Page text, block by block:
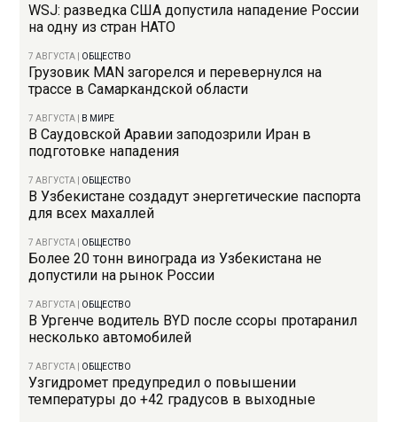
WSJ: разведка США допустила нападение России
на одну из стран НАТО
7 АВГУСТА ОБЩЕСТВО
Грузовик MAN загорелся и перевернулся на
трассе в Самаркандской области
7 АВГУСТА В МИРЕ
В Саудовской Аравии заподозрили Иран в
подготовке нападения
7 АВГУСТА ОБЩЕСТВО
В Узбекистане создадут энергетические паспорта
для всех махаллей
7 АВГУСТА ОБЩЕСТВО
Более 20 тонн винограда из Узбекистана не
допустили на рынок России
7 АВГУСТА ОБЩЕСТВО
В Ургенче водитель BYD после ссоры протаранил
несколько автомобилей
7 АВГУСТА ОБЩЕСТВО
Узгидромет предупредил о повышении
температуры до +42 градусов в выходные